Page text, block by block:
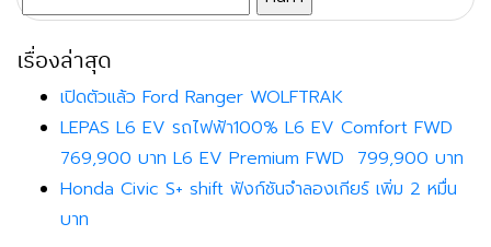
สำหรับ:
เรื่องล่าสุด
เปิดตัวแล้ว Ford Ranger WOLFTRAK
LEPAS L6 EV รถไฟฟ้า100% L6 EV Comfort FWD
769,900 บาท L6 EV Premium FWD 799,900 บาท
Honda Civic S+ shift ฟังก์ชันจำลองเกียร์ เพิ่ม 2 หมื่น
บาท